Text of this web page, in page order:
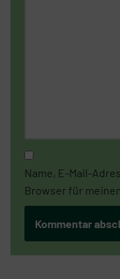
Name, E-Mail-
Browser für